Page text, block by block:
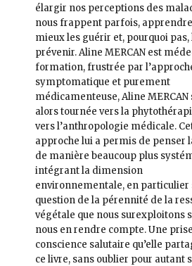
élargir nos perceptions des
nous frappent parfois,
mieux les guérir et, pourquoi pas,
prévenir. Aline MERCAN est
formation, frustrée par
symptomatique et purement
médicamenteuse, Aline MERCAN
alors tournée vers la
vers l’anthropologie médicale.
approche lui a permis de penser
de manière beaucoup plus
intégrant la dimension
environnementale, en particulier
question de la pérennité de la
végétale que nous surexploitons
nous en rendre compte. Une
conscience salutaire qu’elle
ce livre, sans oublier pour autant